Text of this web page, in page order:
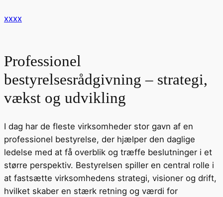
xxxx
Professionel
bestyrelsesrådgivning – strategi,
vækst og udvikling
I dag har de fleste virksomheder stor gavn af en
professionel bestyrelse, der hjælper den daglige
ledelse med at få overblik og træffe beslutninger i et
større perspektiv. Bestyrelsen spiller en central rolle i
at fastsætte virksomhedens strategi, visioner og drift,
hvilket skaber en stærk retning og værdi for